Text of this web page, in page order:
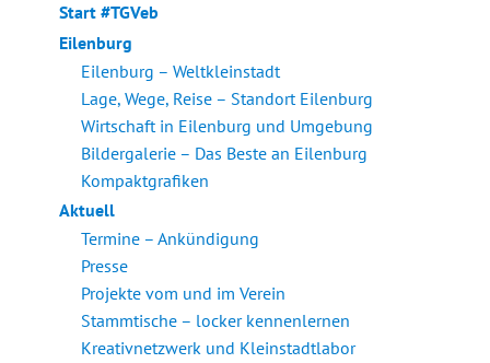
Start #TGVeb
Eilenburg
Eilenburg – Weltkleinstadt
Lage, Wege, Reise – Standort Eilenburg
Wirtschaft in Eilenburg und Umgebung
Bildergalerie – Das Beste an Eilenburg
Kompaktgrafiken
Aktuell
Termine – Ankündigung
Presse
Projekte vom und im Verein
Stammtische – locker kennenlernen
Kreativnetzwerk und Kleinstadtlabor